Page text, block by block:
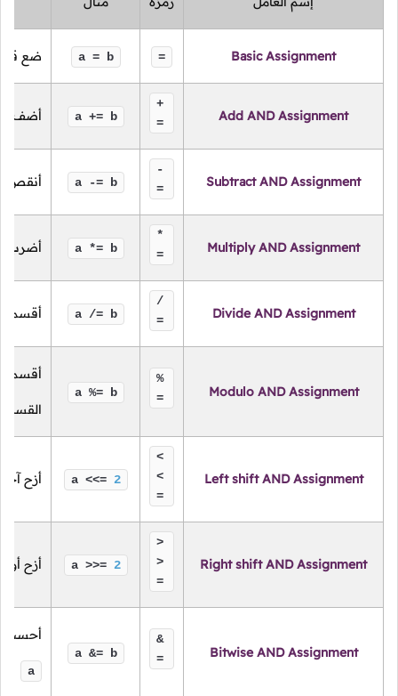
Basic Assignment
=
a = b ضع
Add AND Assignment
+
=
a += b أضف
Subtract AND Assignment
-
=
a -= b أنقص
Multiply AND Assignment
*
=
a *= b أضرب
Divide AND Assignment
/
=
a /= b أقسم
Modulo AND Assignment
%
=
a %= b
أقسم
Left shift AND Assignment
<
<
=
a <<= 2 أزح
Right shift AND Assignment
>
>
=
a >>= 2 أزح
Bitwise AND Assignment
&
=
a &= b
أحسب
a